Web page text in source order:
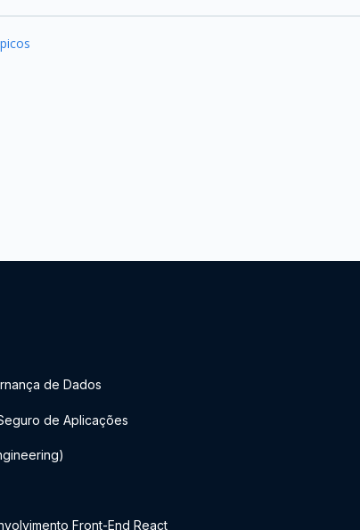
de Dados
de Aplicações
Front-End React